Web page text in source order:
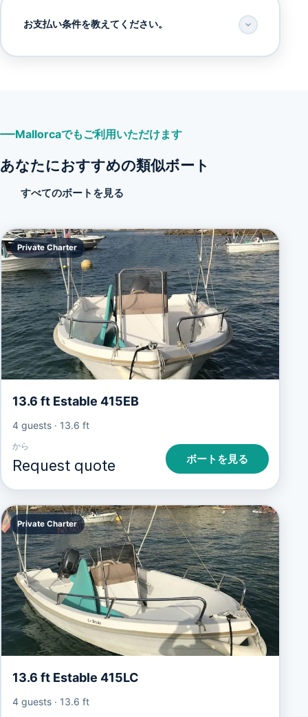
お支払い条件を教えてください。
Mallorcaでもご利用いただけます
あなたにおすすめの類似ボート
すべてのボートを見る
Private Charter
13.6 ft Estable 415EB
4 guests· 13.6 ft
から
Request quote ボートを見る
Private Charter
13.6 ft Estable 415LC
4 guests· 13.6 ft